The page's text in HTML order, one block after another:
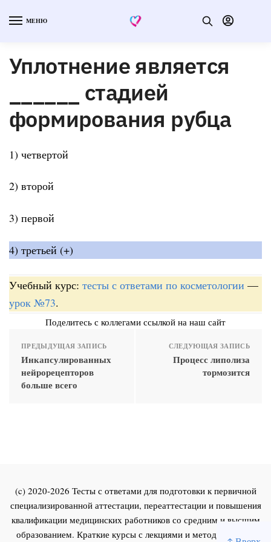
МЕНЮ
Уплотнение является
______ стадией
формирования рубца
1) четвертой
2) второй
3) первой
4) третьей (+)
Учебный курс: тесты с ответами по косметологии —
урок №73.
Поделитесь с коллегами ссылкой на наш сайт
ПРЕДЫДУЩАЯ ЗАПИСЬ
Инкапсулированных
нейрорецепторов
больше всего
СЛЕДУЮЩАЯ ЗАПИСЬ
Процесс липолиза
тормозится
(c) 2020-2026 Тесты с ответами для подготовки к первичной
специализированной аттестации, переаттестации и повышения
квалификации медицинских работников со средним и высшим
образованием. Краткие курсы с лекциями и методическими